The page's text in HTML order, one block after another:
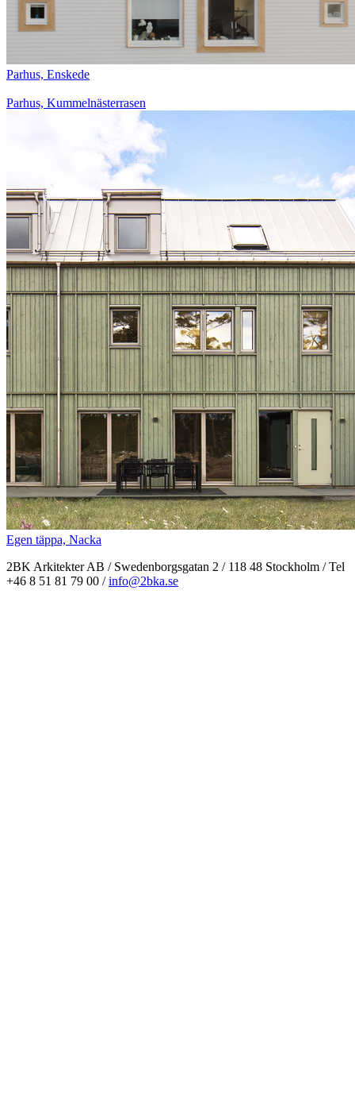
Parhus, Enskede
Parhus, Kummelnästerrasen
Egen täppa, Nacka
2BK Arkitekter AB / Swedenborgsgatan 2 / 118 48 Stockholm / Tel
+46 8 51 81 79 00 /info@2bka.se